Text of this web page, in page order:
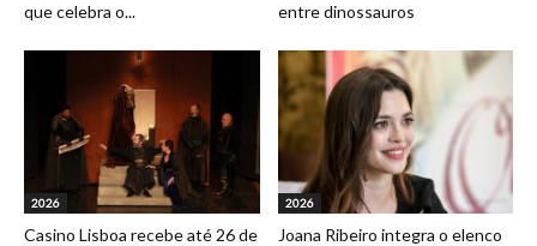
que celebra o...
entre dinossauros
2026
Casino Lisboa recebe até 26 de
2026
Joana Ribeiro integra o elenco